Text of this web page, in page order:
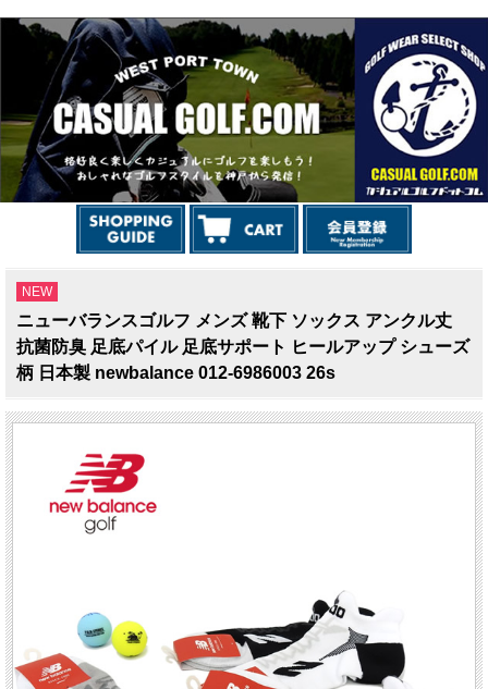
NEW
ニューバランスゴルフ メンズ 靴下 ソックス アンクル丈
抗菌防臭 足底パイル 足底サポート ヒールアップ シューズ
柄 日本製 newbalance 012-6986003 26s